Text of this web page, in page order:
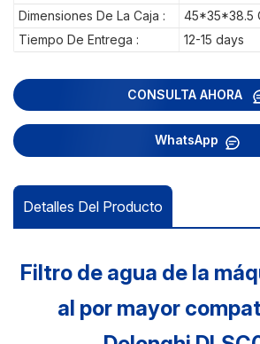
Dimensiones De La Caja :
45*35*38.5
Tiempo De Entrega :
12-15 days
CONSULTA AHORA
WhatsApp
Detalles Del Producto
Filtro de agua de la
al por mayor